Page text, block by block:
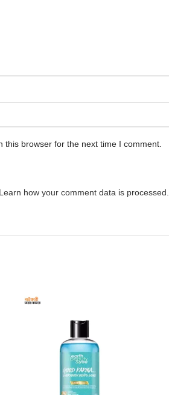
this browser for the next time I comment.
Learn how your comment data is processed.